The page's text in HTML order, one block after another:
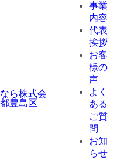
事業
内容
代表
挨拶
お客
様の
声
よく
ある
ご質
問
お知
らせ